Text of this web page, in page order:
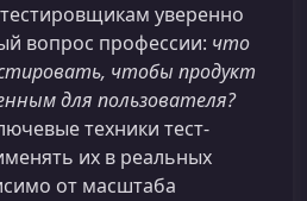
уверенно
вопрос профессии: что
чтобы продукт
для пользователя?
техники тест-
их в реальных
от масштаба